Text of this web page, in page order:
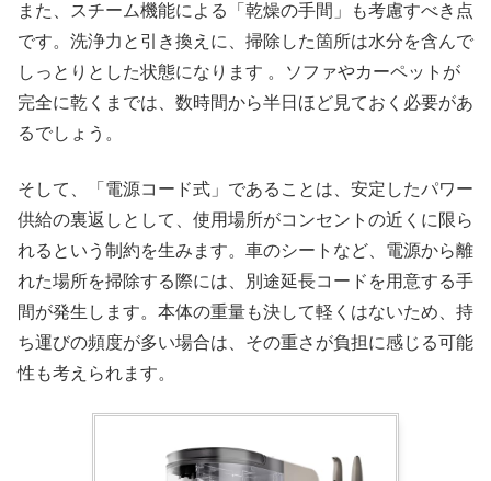
また、スチーム機能による「乾燥の手間」も考慮すべき点
です。洗浄力と引き換えに、掃除した箇所は水分を含んで
しっとりとした状態になります 。ソファやカーペットが
完全に乾くまでは、数時間から半日ほど見ておく必要があ
るでしょう。​
そして、「電源コード式」であることは、安定したパワー
供給の裏返しとして、使用場所がコンセントの近くに限ら
れるという制約を生みます。車のシートなど、電源から離
れた場所を掃除する際には、別途延長コードを用意する手
間が発生します。本体の重量も決して軽くはないため、持
ち運びの頻度が多い場合は、その重さが負担に感じる可能
性も考えられます。